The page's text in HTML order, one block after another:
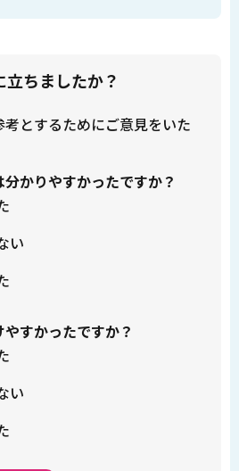
ちましたか？
とするためにご意見をいた
かりやすかったですか？
い
すかったですか？
い